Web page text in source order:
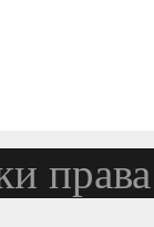
права